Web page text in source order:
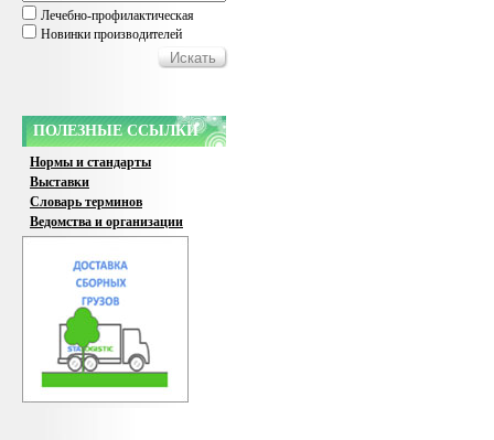
Лечебно-профилактическая
Новинки производителей
ПОЛЕЗНЫЕ ССЫЛКИ
Нормы и стандарты
Выставки
Словарь терминов
Ведомства и организации